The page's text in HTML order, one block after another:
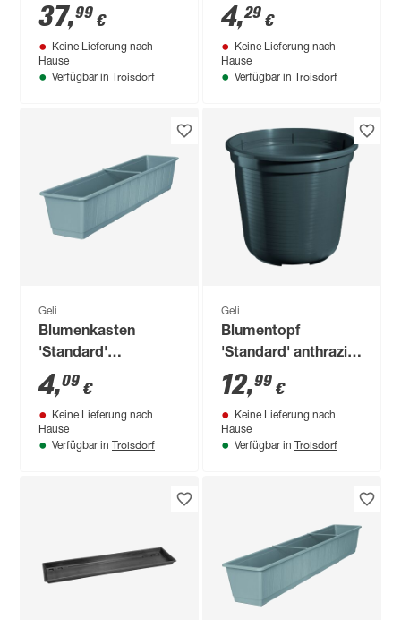
cm
37,99 €
Keine Lieferung nach
Hause
Verfügbar in Troisdorf
4,29 €
Keine Lieferung nach
Hause
Verfügbar in Troisdorf
Geli
Blumenkasten
'Standard'
betongrau 80 cm
4,09 €
Keine Lieferung nach
Hause
Verfügbar in Troisdorf
Geli
Blumentopf
'Standard' anthrazit
Ø 40 cm
12,99 €
Keine Lieferung nach
Hause
Verfügbar in Troisdorf